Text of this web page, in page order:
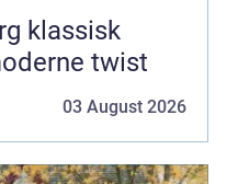
twist
03 August 2026